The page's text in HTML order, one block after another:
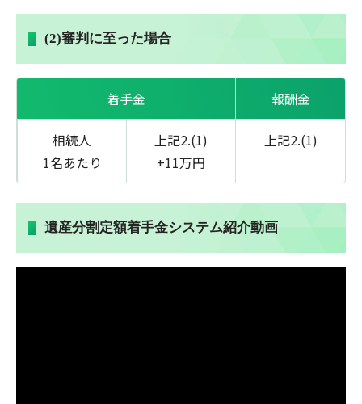
(2)審判に至った場合
着手金 報酬金
相続人
1名あたり
上記2.(1)
+11万円
上記2.(1)
遺産分割定額着手金システム紹介動画